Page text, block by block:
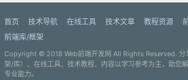
首页 技术导航 在线工具 技术文章 教程资源
前端库/框架